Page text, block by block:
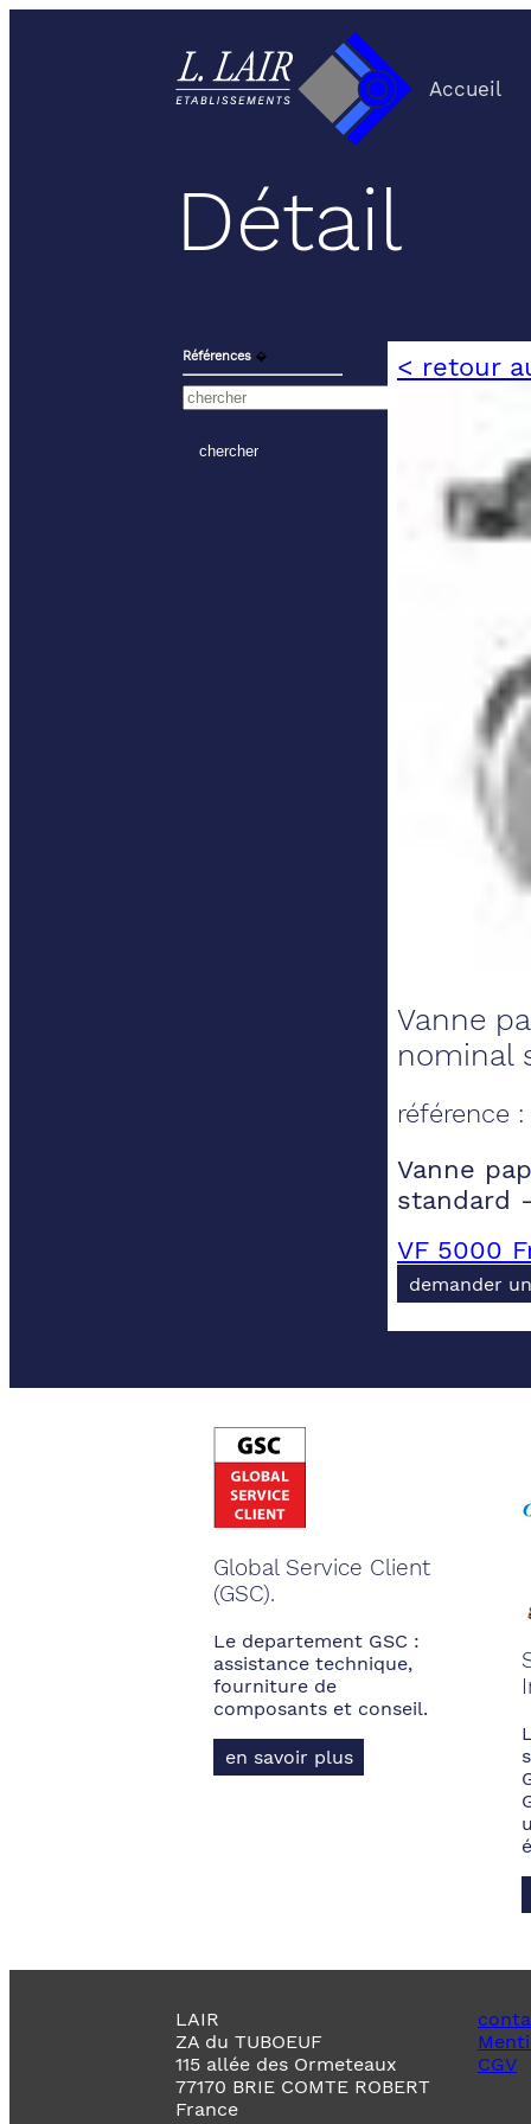
Accueil
Détail
Références ⬙ < retour
Vanne
nominal
référence :
Vanne
standard
VF 5000
demander
Global Service Client
(GSC).
Le departement GSC :
assistance technique,
fourniture de
composants et conseil.
en savoir plus
LAIR
ZA du TUBOEUF
115 allée des Ormeteaux
77170 BRIE COMTE ROBERT
France
CGV